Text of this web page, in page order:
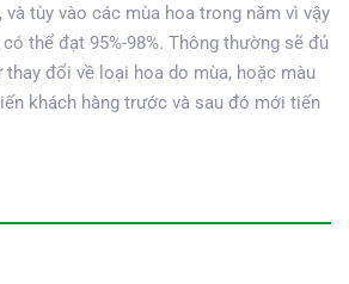
và tùy vào các mùa hoa trong năm vì vậy
thể đạt 95%-98%. Thông thường sẽ đủ
thay đổi về loại hoa do mùa, hoặc màu
khách hàng trước và sau đó mới tiến